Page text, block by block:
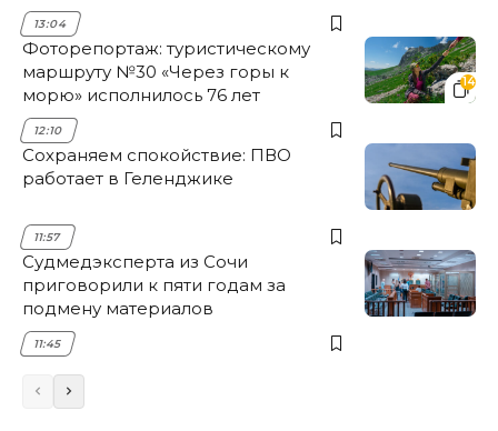
13:04
14
Фоторепортаж: туристическому
маршруту №30 «Через горы к
морю» исполнилось 76 лет
12:10
Сохраняем спокойствие: ПВО
работает в Геленджике
11:57
Судмедэксперта из Сочи
приговорили к пяти годам за
подмену материалов
11:45